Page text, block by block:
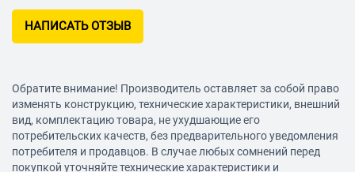
НАПИСАТЬ ОТЗЫВ
Обратите внимание! Производитель оставляет за собой право
изменять конструкцию, технические характеристики, внешний
вид, комплектацию товара, не ухудшающие его
потребительских качеств, без предварительного уведомления
потребителя и продавцов. В случае любых сомнений перед
покупкой уточняйте технические характеристики и